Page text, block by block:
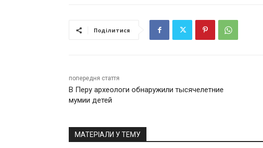
Поділитися
попередня стаття
В Перу археологи обнаружили тысячелетние
мумии детей
МАТЕРІАЛИ У ТЕМУ